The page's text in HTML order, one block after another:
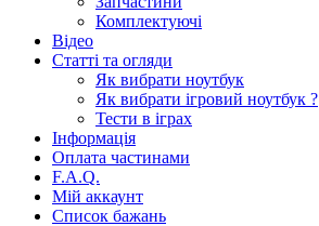
Комплектуючі
Відео
Статті та огляди
Як вибрати ноутбук
Як вибрати ігровий ноутбук ?
Тести в іграх
Інформація
Оплата частинами
F.A.Q.
Мій аккаунт
Список бажань